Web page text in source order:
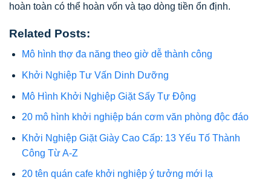
hoàn toàn có thể hoàn vốn và tạo dòng tiền ổn định.
Related Posts:
Mô hình thợ đa năng theo giờ dễ thành công
Khởi Nghiệp Tư Vấn Dinh Dưỡng
Mô Hình Khởi Nghiệp Giặt Sấy Tự Động
20 mô hình khởi nghiệp bán cơm văn phòng độc đáo
Khởi Nghiệp Giặt Giày Cao Cấp: 13 Yếu Tố Thành
Công Từ A-Z
20 tên quán cafe khởi nghiệp ý tưởng mới lạ